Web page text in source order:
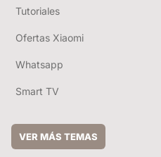
Tutoriales
Ofertas Xiaomi
Whatsapp
Smart TV
VER MÁS TEMAS